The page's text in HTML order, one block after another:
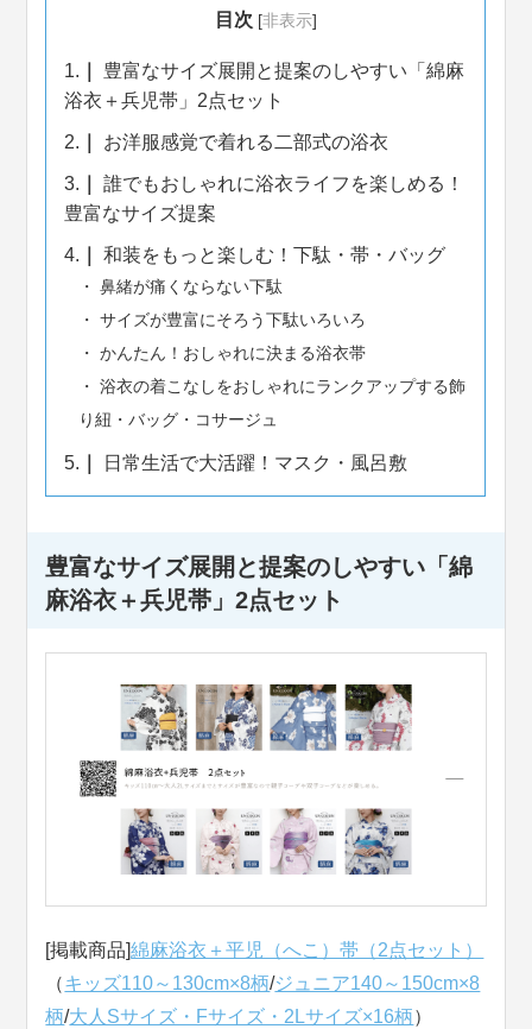
目次 [非表示]
1.
豊富なサイズ展開と提案のしやすい「綿麻
浴衣＋兵児帯」2点セット
2. お洋服感覚で着れる二部式の浴衣
3.
誰でもおしゃれに浴衣ライフを楽しめる！
豊富なサイズ提案
4. 和装をもっと楽しむ！下駄・帯・バッグ
鼻緒が痛くならない下駄
サイズが豊富にそろう下駄いろいろ
かんたん！おしゃれに決まる浴衣帯
浴衣の着こなしをおしゃれにランクアップする飾
り紐・バッグ・コサージュ
5. 日常生活で大活躍！マスク・風呂敷
豊富なサイズ展開と提案のしやすい「綿
麻浴衣＋兵児帯」2点セット
[掲載商品]綿麻浴衣＋平児（へこ）帯（2点セット）
（キッズ110～130cm×8柄/ジュニア140～150cm×8
柄/大人Sサイズ・Fサイズ・2Lサイズ×16柄）